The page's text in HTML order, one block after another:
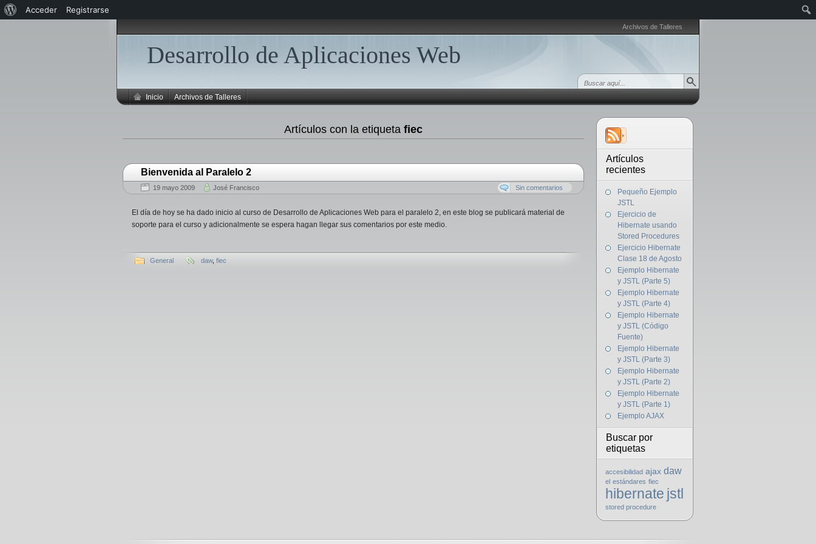
Archivos de Talleres
Desarrollo de Aplicaciones Web
Inicio Archivos de Talleres
Artículos
recientes
Pequeño Ejemplo
JSTL
Ejercicio de
Hibernate usando
Stored Procedures
Ejercicio Hibernate
Clase 18 de Agosto
Ejemplo Hibernate
y JSTL (Parte 5)
Ejemplo Hibernate
y JSTL (Parte 4)
Ejemplo Hibernate
y JSTL (Código
Fuente)
Ejemplo Hibernate
y JSTL (Parte 3)
Ejemplo Hibernate
y JSTL (Parte 2)
Ejemplo Hibernate
y JSTL (Parte 1)
Ejemplo AJAX
Buscar por
etiquetas
accesibilidad ajax daw
el estándares fiec
hibernate jstl
stored procedure
Artículos con la etiqueta fiec
Bienvenida al Paralelo 2
19 mayo 2009 José Francisco Sin comentarios
El día de hoy se ha dado inicio al curso de Desarrollo de Aplicaciones Web para el paralelo 2, en este blog se publicará material de
soporte para el curso y adicionalmente se espera hagan llegar sus comentarios por este medio.
General daw, fiec
Acerca
Acceder Registrarse